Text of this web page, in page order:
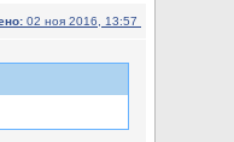
02 ноя 2016, 13:57